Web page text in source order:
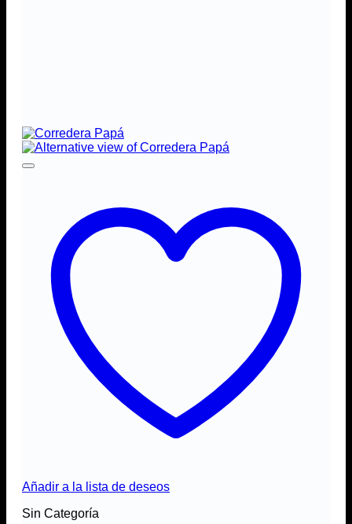
Añadir a la lista de deseos
Sin Categoría